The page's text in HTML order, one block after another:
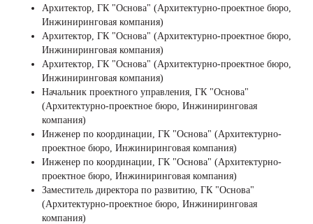
Архитектор, ГК "Основа" (Архитектурно-проектное бюро,
Инжиниринговая компания)
Архитектор, ГК "Основа" (Архитектурно-проектное бюро,
Инжиниринговая компания)
Архитектор, ГК "Основа" (Архитектурно-проектное бюро,
Инжиниринговая компания)
Начальник проектного управления, ГК "Основа"
(Архитектурно-проектное бюро, Инжиниринговая
компания)
Инженер по координации, ГК "Основа" (Архитектурно-
проектное бюро, Инжиниринговая компания)
Инженер по координации, ГК "Основа" (Архитектурно-
проектное бюро, Инжиниринговая компания)
Заместитель директора по развитию, ГК "Основа"
(Архитектурно-проектное бюро, Инжиниринговая
компания)
Согласие на обработку персональных данных
Политика в отношении обработки персональных данных
+7 (495) 118 25 11
info@osnova.org.ru